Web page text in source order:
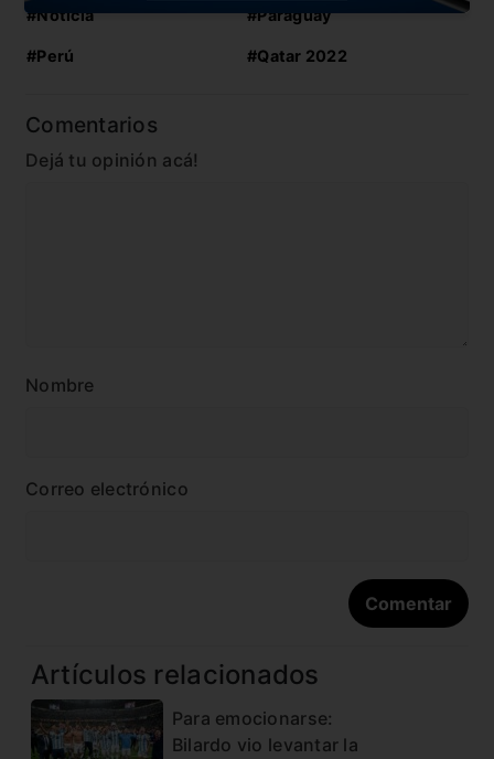
#Noticia #Paraguay
#Perú #Qatar 2022
Comentarios
Dejá tu opinión acá!
Nombre
Correo electrónico
Artículos relacionados
Para emocionarse:
Bilardo vio levantar la